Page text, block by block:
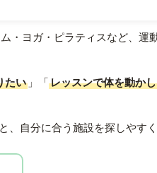
・ヨガ・ピラティスなど、運
たい 」「レッスンで体を動か
、自分に合う施設を探しやすく